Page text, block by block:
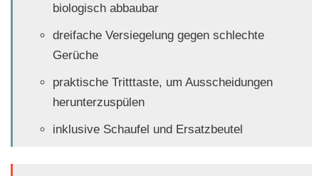
biologisch abbaubar
dreifache Versiegelung gegen schlechte
Gerüche
praktische Tritttaste, um Ausscheidungen
herunterzuspülen
inklusive Schaufel und Ersatzbeutel